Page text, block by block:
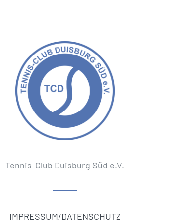
Tennis-Club Duisburg Süd e.V.
IMPRESSUM/DATENSCHUTZ